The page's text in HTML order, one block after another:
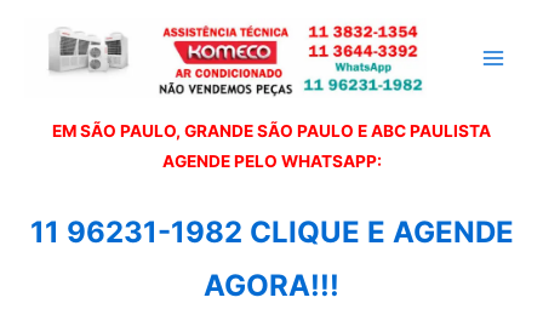
EM SÃO PAULO, GRANDE SÃO PAULO E ABC PAULISTA
AGENDE PELO WHATSAPP:
11 96231-1982 CLIQUE E AGENDE
AGORA!!!